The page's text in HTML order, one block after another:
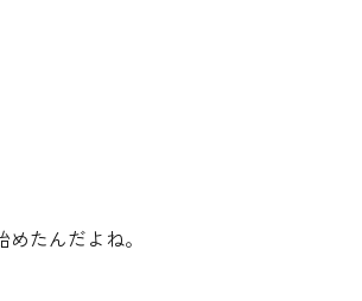
たんだよね。